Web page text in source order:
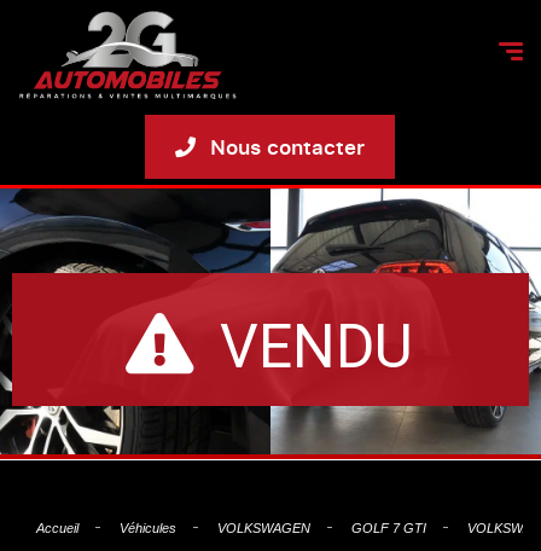
Nous contacter
VENDU
Accueil Véhicules VOLKSWAGEN GOLF 7 GTI